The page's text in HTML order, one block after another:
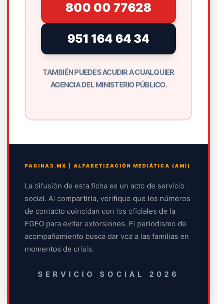
800 00 77628
951 164 64 34
TAMBIÉN PUEDES ACUDIR A CUALQUIER
AGENCIA DEL MINISTERIO PÚBLICO.
PAGINA3.MX | ALFABETIZACIÓN MEDIÁTICA (AMI)
La difusión de esta ficha es un acto de servicio
social. Al compartirla, verifique que los números
de contacto coincidan con los oficiales de la
FGEO para evitar extorsiones. El periodismo de
acompañamiento busca dar voz a las familias en
momentos de crisis.
SERVICIO SOCIAL 2026